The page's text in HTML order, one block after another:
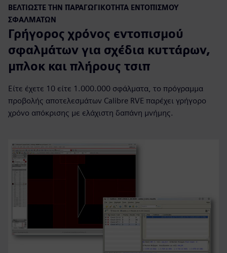
ΒΕΛΤΙΏΣΤΕ ΤΗΝ ΠΑΡΑΓΩΓΙΚΌΤΗΤΑ ΕΝΤΟΠΙΣΜΟΎ
ΣΦΑΛΜΆΤΩΝ
Γρήγορος χρόνος εντοπισμού
σφαλμάτων για σχέδια κυττάρων,
μπλοκ και πλήρους τσιπ
Είτε έχετε 10 είτε 1.000.000 σφάλματα, το πρόγραμμα
προβολής αποτελεσμάτων Calibre RVE παρέχει γρήγορο
χρόνο απόκρισης με ελάχιστη δαπάνη μνήμης.